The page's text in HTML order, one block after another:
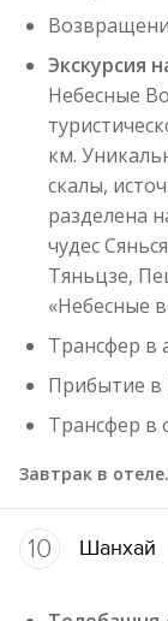
Экскурсия
Небесные
км.
скалы,
разделена
чудес
Тяньцзе,
«Небесные
Трансфер в
Прибытие в
Трансфер в
Завтрак в
10 Шанхай